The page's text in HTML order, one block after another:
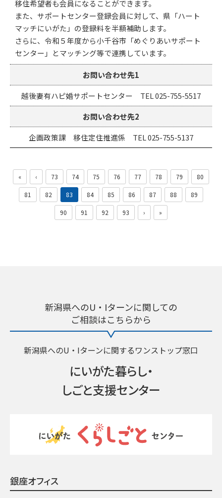
移住希望者も会員になることができます。
また、サポートセンター登録会員に対して、県「ハート
マッチにいがた」の登録料を半額補助します。
さらに、令和５年度から小千谷市「めぐりあいサポート
センター」とマッチング等で連携しています。
お問い合わせ先1
越後妻有ハピ婚サポートセンター TEL 025-755-5517
お問い合わせ先2
企画政策課 移住定住推進係 TEL 025-755-5137
« ‹ 73 74 75 76 77 78 79 80
81 82 83 84 85 86 87 88 89
90 91 92 93 › »
新潟県へのU・Iターンに関しての
ご相談はこちらから
新潟県へのU・Iターンに関するワンストップ窓口
にいがた暮らし・
しごと支援センター
銀座オフィス